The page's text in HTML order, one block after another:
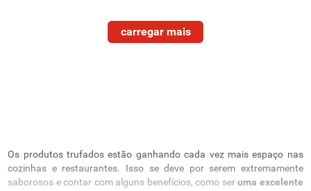
Os produtos trufados estão ganhando cada vez mais espaço nas
cozinhas e restaurantes. Isso se deve por serem extremamente
saborosos e contar com alguns benefícios, como seruma excelente